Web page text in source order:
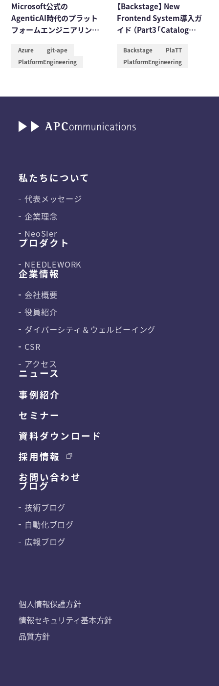
Microsoft公式の
AgenticAI時代のプラット
フォームエンジニアリング
入門
Azure
git-ape
PlatformEngineering
【Backstage】 New
Frontend System導入ガ
イド （Part3「Catalog
Backstage
PlaTT
PlatformEngineering
個人情報保護方針
情報セキュリティ基本方針
品質方針
ニュース
事例紹介
セミナー
資料ダウンロード
採用情報
お問い合わせ
私たちについて
代表メッセージ
企業理念
NeoSIer
プロダクト
NEEDLEWORK
企業情報
会社概要
役員紹介
ダイバーシティ＆ ウェルビーイング
CSR
アクセス
ブログ
技術ブログ
自動化ブログ
広報ブログ